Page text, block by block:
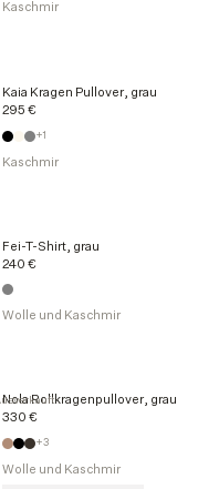
Kaschmir
Kaia Kragen Pullover, grau
295 €
Kaschmir
+1
Fei-T-Shirt, grau
240 €
Wolle und Kaschmir
Nola Rollkragenpullover, grau
330 €
Wolle und Kaschmir
+3